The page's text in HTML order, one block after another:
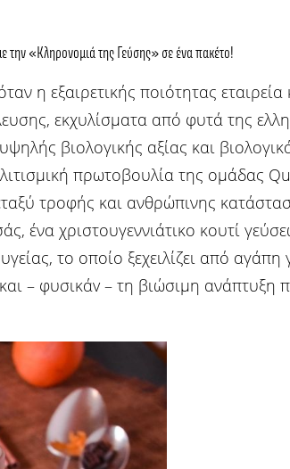
την «Κληρονομιά της Γεύσης» σε ένα πακέτο!
η εξαιρετικής ποιότητας
εκχυλίσματα από φυτά της
βιολογικής αξίας και
πρωτοβουλία της ομάδας
τροφής και ανθρώπινης
ένα χριστουγεννιάτικο κουτί
το οποίο ξεχειλίζει από αγάπη
– φυσικάv – τη βιώσιμη ανάπτυξη